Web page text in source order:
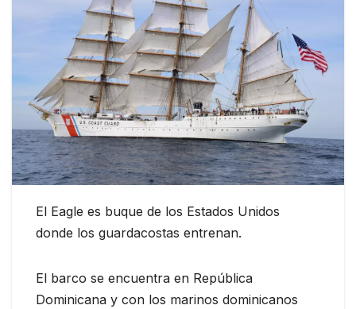
El Eagle es buque de los Estados Unidos
donde los guardacostas entrenan.
El barco se encuentra en República
Dominicana y con los marinos dominicanos